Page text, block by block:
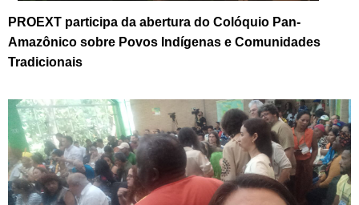
PROEXT participa da abertura do Colóquio Pan-
Amazônico sobre Povos Indígenas e Comunidades
Tradicionais